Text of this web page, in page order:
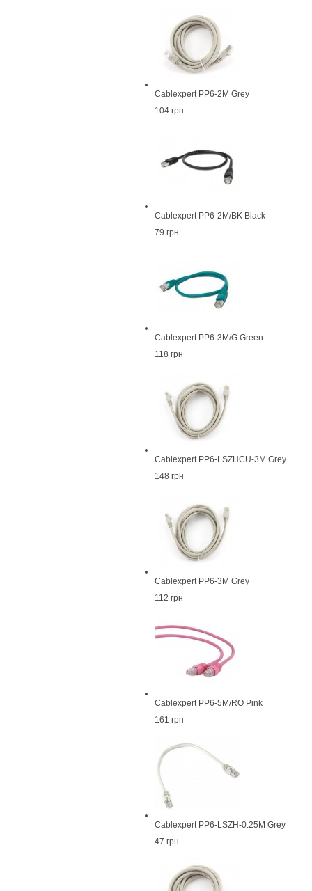
Cablexpert PP6-2M Grey
104 грн
Cablexpert PP6-2M/BK Black
79 грн
Cablexpert PP6-3M/G Green
118 грн
Cablexpert PP6-LSZHCU-3M Grey
148 грн
Cablexpert PP6-3M Grey
112 грн
Cablexpert PP6-5M/RO Pink
161 грн
Cablexpert PP6-LSZH-0.25M Grey
47 грн